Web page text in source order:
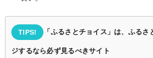
TIPS! 「ふるさとチョイス」は、ふる
ジするなら必ず見るべきサイト